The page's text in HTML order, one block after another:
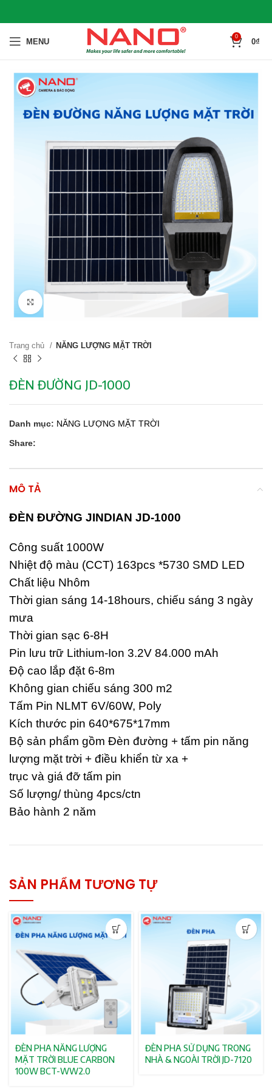
MENU
0
0₫
Click to enlarge
Trang chủ NĂNG LƯỢNG MẶT TRỜI
ĐÈN ĐƯỜNG JD-1000
Danh mục: NĂNG LƯỢNG MẶT TRỜI
Share:
MÔ TẢ
ĐÈN ĐƯỜNG JINDIAN JD-1000
Công suất 1000W
Nhiệt độ màu (CCT) 163pcs *5730 SMD LED
Chất liệu Nhôm
Thời gian sáng 14-18hours, chiếu sáng 3 ngày
mưa
Thời gian sạc 6-8H
Pin lưu trữ Lithium-Ion 3.2V 84.000 mAh
Độ cao lắp đặt 6-8m
Không gian chiếu sáng 300 m2
Tấm Pin NLMT 6V/60W, Poly
Kích thước pin 640*675*17mm
Bộ sản phẩm gồm Đèn đường + tấm pin năng
lượng mặt trời + điều khiển từ xa +
trục và giá đỡ tấm pin
Số lượng/ thùng 4pcs/ctn
Bảo hành 2 năm
SẢN PHẨM TƯƠNG TỰ
ĐÈN PHA NĂNG LƯỢNG
MẶT TRỜI BLUE CARBON
100W BCT-WW2.0
ĐÈN PHA SỬ DỤNG TRONG
NHÀ & NGOÀI TRỜI JD-7120